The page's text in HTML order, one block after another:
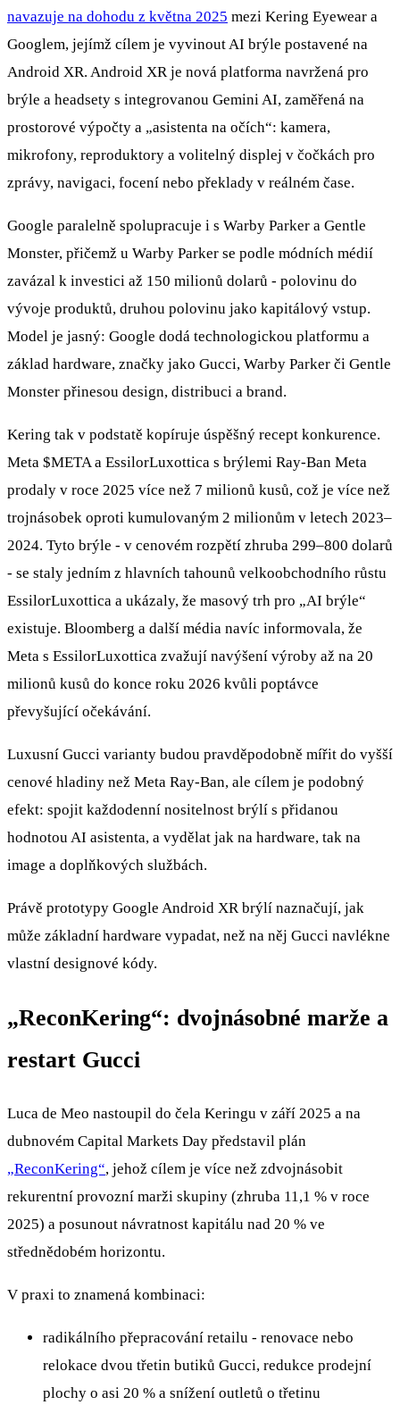
navazuje na dohodu z května 2025 mezi Kering Eyewear a
Googlem, jejímž cílem je vyvinout AI brýle postavené na
Android XR. Android XR je nová platforma navržená pro
brýle a headsety s integrovanou Gemini AI, zaměřená na
prostorové výpočty a „asistenta na očích“: kamera,
mikrofony, reproduktory a volitelný displej v čočkách pro
zprávy, navigaci, focení nebo překlady v reálném čase.
Google paralelně spolupracuje i s Warby Parker a Gentle
Monster, přičemž u Warby Parker se podle módních médií
zavázal k investici až 150 milionů dolarů - polovinu do
vývoje produktů, druhou polovinu jako kapitálový vstup.
Model je jasný: Google dodá technologickou platformu a
základ hardware, značky jako Gucci, Warby Parker či Gentle
Monster přinesou design, distribuci a brand.
Kering tak v podstatě kopíruje úspěšný recept konkurence.
Meta $METAa EssilorLuxottica s brýlemi Ray‑Ban Meta
prodaly v roce 2025 více než 7 milionů kusů, což je více než
trojnásobek oproti kumulovaným 2 milionům v letech 2023–
2024. Tyto brýle - v cenovém rozpětí zhruba 299–800 dolarů
- se staly jedním z hlavních tahounů velkoobchodního růstu
EssilorLuxottica a ukázaly, že masový trh pro „AI brýle“
existuje. Bloomberg a další média navíc informovala, že
Meta s EssilorLuxottica zvažují navýšení výroby až na 20
milionů kusů do konce roku 2026 kvůli poptávce
převyšující očekávání.
Luxusní Gucci varianty budou pravděpodobně mířit do vyšší
cenové hladiny než Meta Ray‑Ban, ale cílem je podobný
efekt: spojit každodenní nositelnost brýlí s přidanou
hodnotou AI asistenta, a vydělat jak na hardware, tak na
image a doplňkových službách.
Právě prototypy Google Android XR brýlí naznačují, jak
může základní hardware vypadat, než na něj Gucci navlékne
vlastní designové kódy.
„ReconKering“: dvojnásobné marže a
restart Gucci
Luca de Meo nastoupil do čela Keringu v září 2025 a na
dubnovém Capital Markets Day představil plán
„ReconKering“, jehož cílem je více než zdvojnásobit
rekurentní provozní marži skupiny (zhruba 11,1 % v roce
2025) a posunout návratnost kapitálu nad 20 % ve
střednědobém horizontu.
V praxi to znamená kombinaci:
radikálního přepracování retailu - renovace nebo
relokace dvou třetin butiků Gucci, redukce prodejní
plochy o asi 20 % a snížení outletů o třetinu